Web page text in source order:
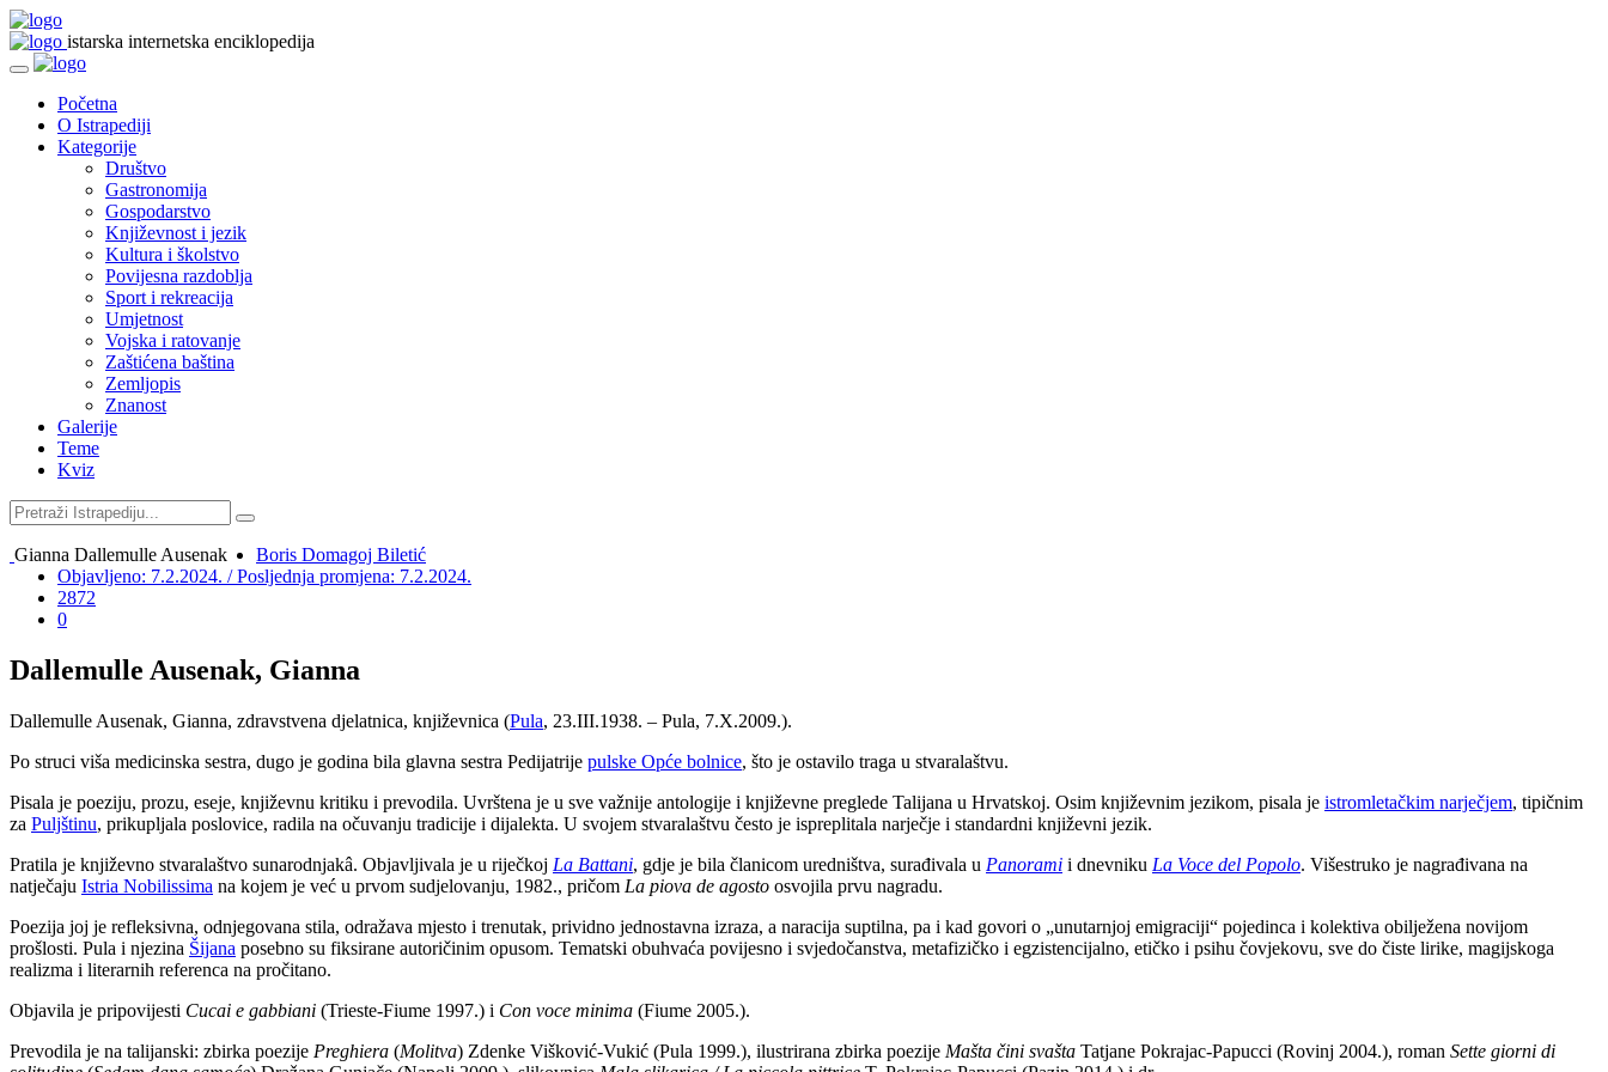
istarska internetska enciklopedija
Početna
O Istrapediji
Kategorije
Društvo
Gastronomija
Gospodarstvo
Književnost i jezik
Kultura i školstvo
Povijesna razdoblja
Sport i rekreacija
Umjetnost
Vojska i ratovanje
Zaštićena baština
Zemljopis
Znanost
Galerije
Teme
Kviz
Gianna Dallemulle Ausenak
Boris Domagoj Biletić
Objavljeno: 7.2.2024. / Posljednja promjena: 7.2.2024.
2872
0
Dallemulle Ausenak, Gianna
Dallemulle Ausenak, Gianna, zdravstvena djelatnica, književnica (Pula, 23.III.1938. – Pula, 7.X.2009.).
Po struci viša medicinska sestra, dugo je godina bila glavna sestra Pedijatrije pulske Opće bolnice, što je ostavilo traga u stvaralaštvu.
Pisala je poeziju, prozu, eseje, književnu kritiku i prevodila. Uvrštena je u sve važnije antologije i književne preglede Talijana u Hrvatskoj. Osim književnim jezikom, pisala je istromletačkim narječjem, tipičnim
za Puljštinu, prikupljala poslovice, radila na očuvanju tradicije i dijalekta. U svojem stvaralaštvu često je ispreplitala narječje i standardni književni jezik.
Pratila je književno stvaralaštvo sunarodnjakâ. Objavljivala je u riječkoj La Battani, gdje je bila članicom uredništva, surađivala u Panorami i dnevniku La Voce del Popolo. Višestruko je nagrađivana na
natječaju Istria Nobilissima na kojem je već u prvom sudjelovanju, 1982., pričom La piova de agosto osvojila prvu nagradu.
Poezija joj je refleksivna, odnjegovana stila, odražava mjesto i trenutak, prividno jednostavna izraza, a naracija suptilna, pa i kad govori o „unutarnjoj emigraciji“ pojedinca i kolektiva obilježena novijom
prošlosti. Pula i njezina Šijana posebno su fiksirane autoričinim opusom. Tematski obuhvaća povijesno i svjedočanstva, metafizičko i egzistencijalno, etičko i psihu čovjekovu, sve do čiste lirike, magijskoga
realizma i literarnih referenca na pročitano.
Objavila je pripovijesti Cucai e gabbiani (Trieste-Fiume 1997.) i Con voce minima (Fiume 2005.).
Prevodila je na talijanski: zbirka poezije Preghiera (Molitva) Zdenke Višković-Vukić (Pula 1999.), ilustrirana zbirka poezije Mašta čini svašta Tatjane Pokrajac-Papucci (Rovinj 2004.), roman Sette giorni di